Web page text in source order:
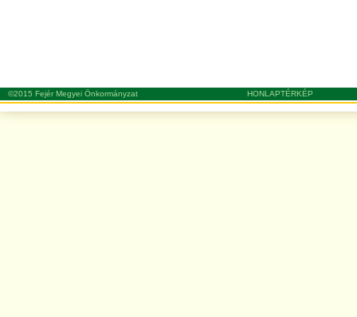
©2015 Fejér Megyei Önkormányzat HONLAPTÉRKÉP